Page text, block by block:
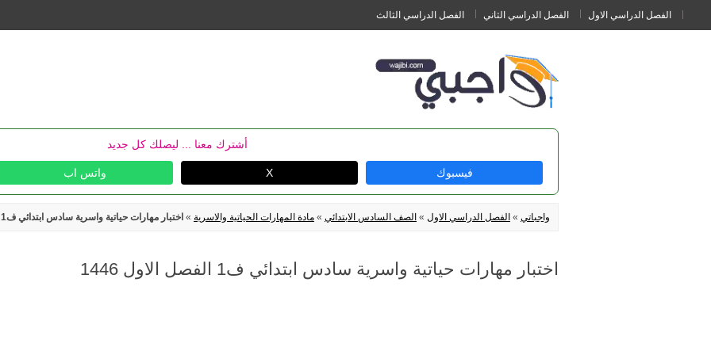
الفصل الدراسي الاول الفصل الدراسي الثاني الفصل الدراسي الثالث
أشترك معنا ... ليصلك كل جديد
فيسبوك X واتس اب
واجباتي » الفصل الدراسي الاول » الصف السادس الابتدائي » مادة المهارات الحياتية والاسرية » اختبار مهارات حياتية واسرية سادس ابتدائي ف1 الفصل الاول 1446
اختبار مهارات حياتية واسرية سادس ابتدائي ف1 الفصل الاول 1446